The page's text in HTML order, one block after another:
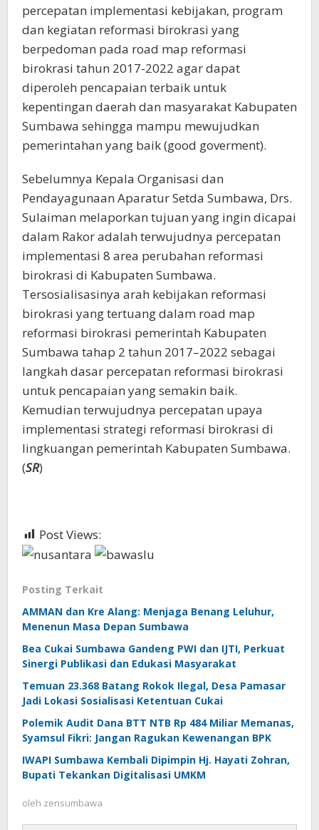
percepatan implementasi kebijakan, program
dan kegiatan reformasi birokrasi yang
berpedoman pada road map reformasi
birokrasi tahun 2017-2022 agar dapat
diperoleh pencapaian terbaik untuk
kepentingan daerah dan masyarakat Kabupaten
Sumbawa sehingga mampu mewujudkan
pemerintahan yang baik (good goverment).
Sebelumnya Kepala Organisasi dan
Pendayagunaan Aparatur Setda Sumbawa, Drs.
Sulaiman melaporkan tujuan yang ingin dicapai
dalam Rakor adalah terwujudnya percepatan
implementasi 8 area perubahan reformasi
birokrasi di Kabupaten Sumbawa.
Tersosialisasinya arah kebijakan reformasi
birokrasi yang tertuang dalam road map
reformasi birokrasi pemerintah Kabupaten
Sumbawa tahap 2 tahun 2017–2022 sebagai
langkah dasar percepatan reformasi birokrasi
untuk pencapaian yang semakin baik.
Kemudian terwujudnya percepatan upaya
implementasi strategi reformasi birokrasi di
lingkuangan pemerintah Kabupaten Sumbawa.
(SR)
Post Views:
Posting Terkait
AMMAN dan Kre Alang: Menjaga Benang Leluhur,
Menenun Masa Depan Sumbawa
Bea Cukai Sumbawa Gandeng PWI dan IJTI, Perkuat
Sinergi Publikasi dan Edukasi Masyarakat
Temuan 23.368 Batang Rokok Ilegal, Desa Pamasar
Jadi Lokasi Sosialisasi Ketentuan Cukai
Polemik Audit Dana BTT NTB Rp 484 Miliar Memanas,
Syamsul Fikri: Jangan Ragukan Kewenangan BPK
IWAPI Sumbawa Kembali Dipimpin Hj. Hayati Zohran,
Bupati Tekankan Digitalisasi UMKM
oleh zensumbawa